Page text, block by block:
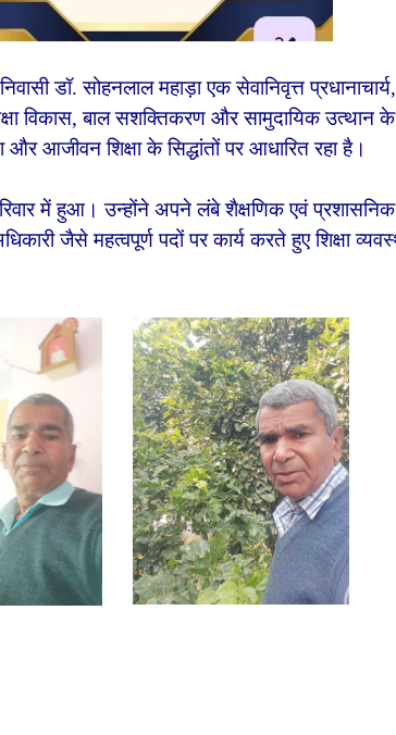
डॉ. सोहनलाल महाड़ा एक सेवानिवृत्त
विकास, बाल सशक्तिकरण और सामुदायिक उत्थान
आजीवन शिक्षा के सिद्धांतों पर आधारित रहा है।
में हुआ। उन्होंने अपने लंबे शैक्षणिक एवं प्रशासनिक
जैसे महत्वपूर्ण पदों पर कार्य करते हुए शिक्षा